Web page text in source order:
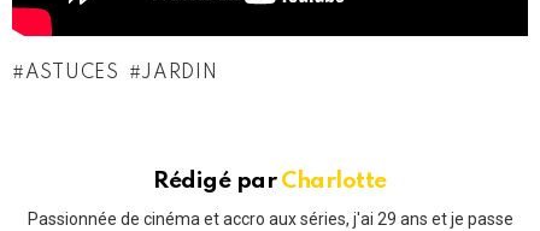
ASTUCES JARDIN
Rédigé par Charlotte
Passionnée de cinéma et accro aux séries, j'ai 29 ans et je passe